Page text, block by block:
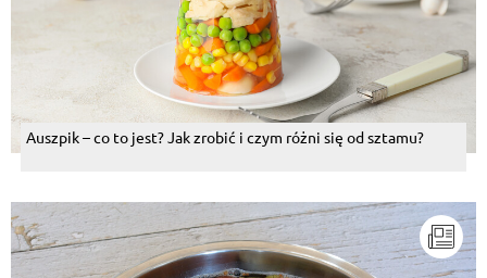
Auszpik – co to jest? Jak zrobić i czym różni się od sztamu?